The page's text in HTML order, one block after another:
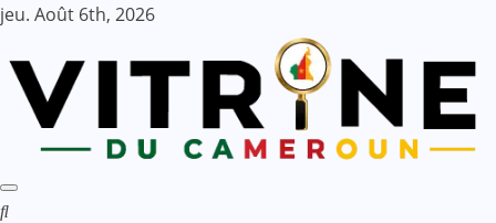
Skip
content
jeu. Août 6th, 2026